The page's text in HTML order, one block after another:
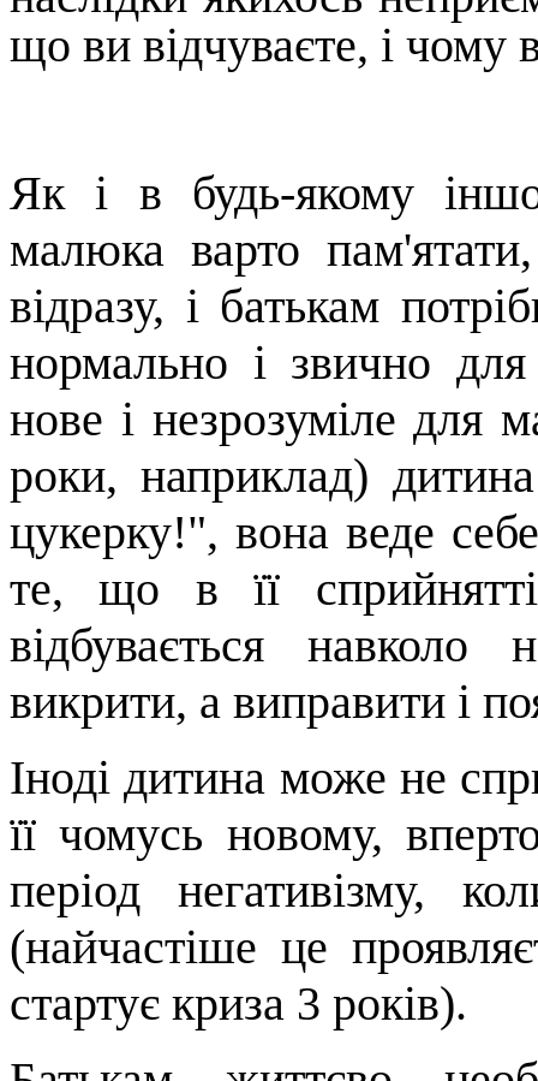
що ви відчуваєте, і чому
Як і в будь-якому
малюка варто
відразу, і батькам
нормально і звично
нове і незрозуміле для
роки, наприклад)
цукерку!", вона веде
те, що в її
відбувається
викрити, а виправити і
Іноді дитина може не
її чомусь новому,
період негативізму,
(найчастіше це
стартує криза 3 років).